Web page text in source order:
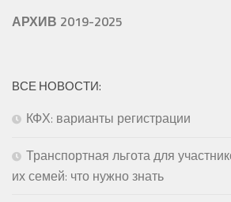
АРХИВ 2019-2025
ВСЕ НОВОСТИ:
КФХ: варианты регистрации
Транспортная льгота для
их семей: что нужно знать